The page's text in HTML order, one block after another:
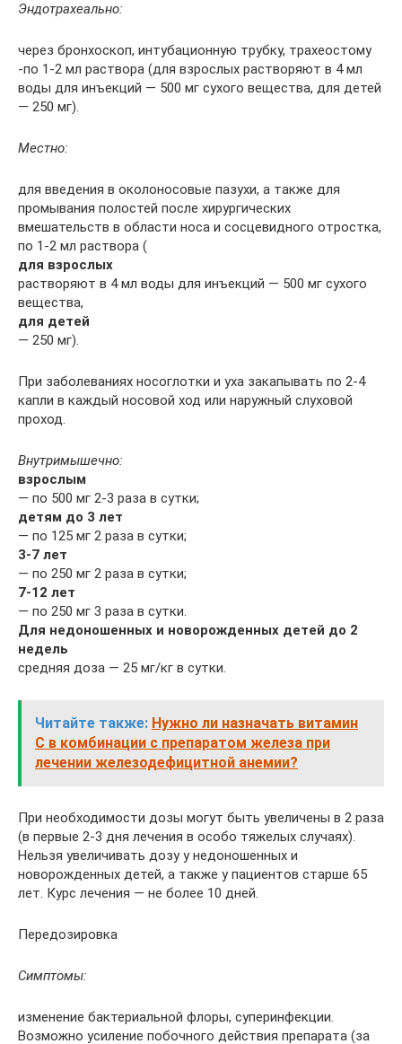
Эндотрахеально:
через бронхоскоп, интубационную трубку, трахеостому
-по 1-2 мл раствора (для взрослых растворяют в 4 мл
воды для инъекций — 500 мг сухого вещества, для детей
— 250 мг).
Местно:
для введения в околоносовые пазухи, а также для
промывания полостей после хирургических
вмешательств в области носа и сосцевидного отростка,
по 1-2 мл раствора (
для взрослых
растворяют в 4 мл воды для инъекций — 500 мг сухого
вещества,
для детей
— 250 мг).
При заболеваниях носоглотки и уха закапывать по 2-4
капли в каждый носовой ход или наружный слуховой
проход.
Внутримышечно:
взрослым
— по 500 мг 2-3 раза в сутки;
детям до 3 лет
— по 125 мг 2 раза в сутки;
3-7 лет
— по 250 мг 2 раза в сутки;
7-12 лет
— по 250 мг 3 раза в сутки.
Для недоношенных и новорожденных детей до 2
недель
средняя доза — 25 мг/кг в сутки.
Читайте также: Нужно ли назначать витамин
С в комбинации с препаратом железа при
лечении железодефицитной анемии?
При необходимости дозы могут быть увеличены в 2 раза
(в первые 2-3 дня лечения в особо тяжелых случаях).
Нельзя увеличивать дозу у недоношенных и
новорожденных детей, а также у пациентов старше 65
лет. Курс лечения — не более 10 дней.
Передозировка
Симптомы:
изменение бактериальной флоры, суперинфекции.
Возможно усиление побочного действия препарата (за